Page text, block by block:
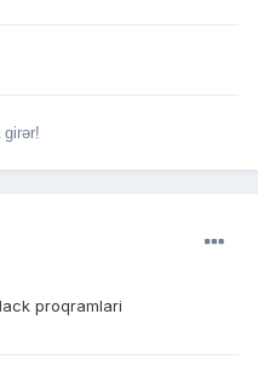
girər!
proqramlari